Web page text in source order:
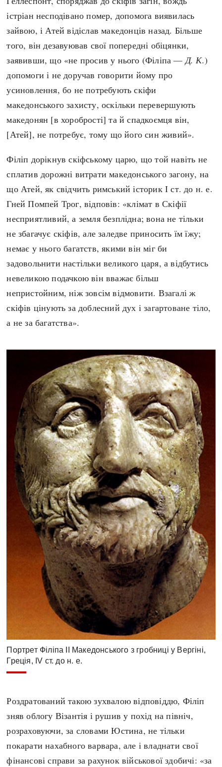
істріан несподівано помер, допомога виявилась
зайвою, і Атей відіслав македонців назад. Більше
того, він дезавуював свої попередні обіцянки,
заявивши, що «не просив у нього (Філіпа — Д. К.)
допомоги і не доручав говорити йому про
усиновлення, бо не потребують скіфи
македонського захисту, оскільки перевершують
македонян [в хоробрості] та й спадкоємця він,
[Атей], не потребує, тому що його син живий».
Філіп дорікнув скіфському царю, що той навіть не
сплатив дорожні витрати македонського загону, на
що Атей, як свідчить римський історик І ст. до н. е.
Гней Помпей Трог, відповів: «клімат в Скіфії
несприятливий, а земля безплідна; вона не тільки
не збагачує скіфів, але заледве приносить їм їжу;
немає у нього багатств, якими він міг би
задовольнити настільки великого царя, а відбутись
невеликою подачкою він вважає більш
непристойним, ніж зовсім відмовити. Взагалі ж
скіфів цінують за доблесний дух і загартоване тіло,
а не за багатства».
Портрет Філіпа II Македонського з гробниці у Вергіні,
Греція, IV ст. до н. е.
Роздратований такою зухвалою відповіддю, Філіп
зняв облогу Візантія і рушив у похід на північ,
розраховуючи, за словами Юстина, не тільки
покарати нахабного варвара, але і владнати свої
фінансові справи за рахунок військової здобичі: «за